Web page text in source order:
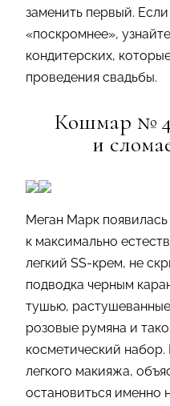
заменить первый.
«поскромнее»,
кондитерских,
проведения свадьбы.
Кошмар №
и
Меган Марк
к максимально
легкий SS-крем, не
подводка черным
тушью,
розовые румяна и
косметический
легкого макияжа,
остановиться именно